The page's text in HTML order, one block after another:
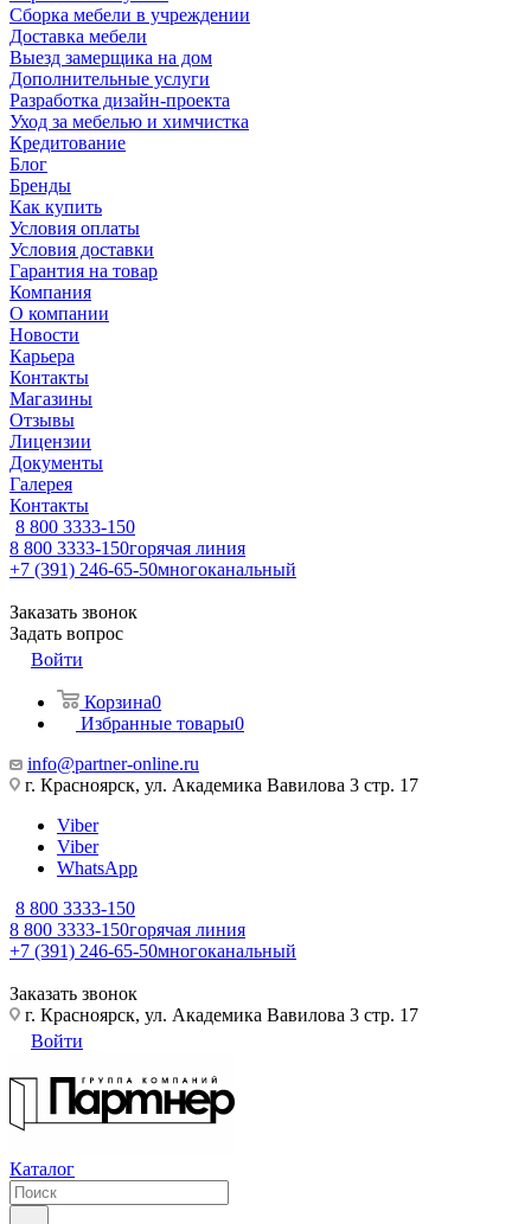
Сборка мебели в учреждении
Доставка мебели
Выезд замерщика на дом
Дополнительные услуги
Разработка дизайн-проекта
Уход за мебелью и химчистка
Кредитование
Блог
Бренды
Как купить
Условия оплаты
Условия доставки
Гарантия на товар
Компания
О компании
Новости
Карьера
Контакты
Магазины
Отзывы
Лицензии
Документы
Галерея
Контакты
8 800 3333-150
8 800 3333-150горячая линия
+7 (391) 246-65-50многоканальный
Заказать звонок
Задать вопрос
Войти
Корзина0
Избранные товары0
info@partner-online.ru
г. Красноярск, ул. Академика Вавилова 3 стр. 17
Viber
Viber
WhatsApp
8 800 3333-150
8 800 3333-150горячая линия
+7 (391) 246-65-50многоканальный
Заказать звонок
г. Красноярск, ул. Академика Вавилова 3 стр. 17
Войти
Каталог